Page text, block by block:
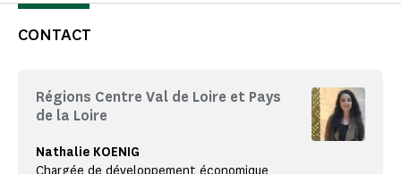
CONTACT
Régions Centre Val de Loire et Pays
de la Loire
Nathalie KOENIG